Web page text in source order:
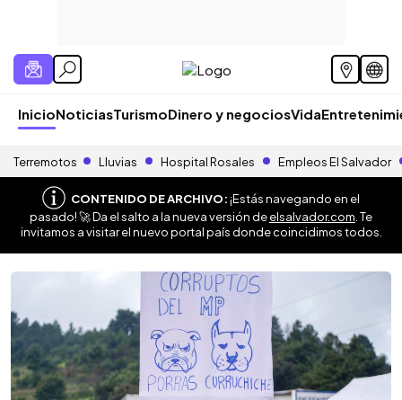
InicioNoticiasTurismoDinero y negociosVida
Terremotos Lluvias Hospital Rosales Empleos El Salvador
CONTENIDO DE ARCHIVO:¡Estás navegando en el
pasado! 🚀 Da el salto a la nueva versión deelsalvador.com . Te
invitamos a visitar el nuevo portal país donde coincidimos todos.